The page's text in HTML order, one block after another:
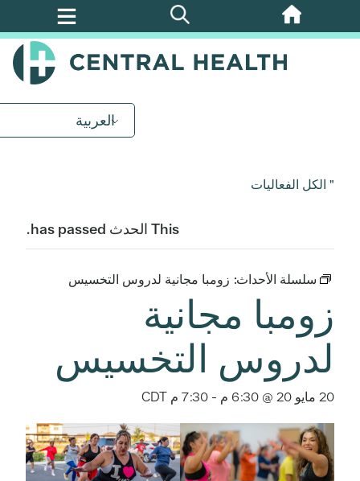
تخطي
العربية
" الكل الفعاليات
This الحدث has passed.
سلسلة الأحداث: زومبا مجانية لدروس التخسيس
زومبا مجانية
لدروس التخسيس
20 مايو 20 @ 6:30 م - 7:30 م CDT